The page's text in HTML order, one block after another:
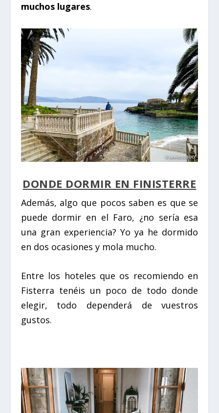
muchos lugares.
DONDE DORMIR EN FINISTERRE
Además, algo que pocos saben es que se
puede dormir en el Faro, ¿no sería esa
una gran experiencia? Yo ya he dormido
en dos ocasiones y mola mucho.
Entre los hoteles que os recomiendo en
Fisterra tenéis un poco de todo donde
elegir, todo dependerá de vuestros
gustos.